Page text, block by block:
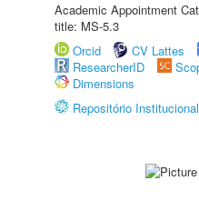
Academic Appointment
title: MS-5.3
Orcid
CV Lattes
ResearcherID
Dimensions
Repositório